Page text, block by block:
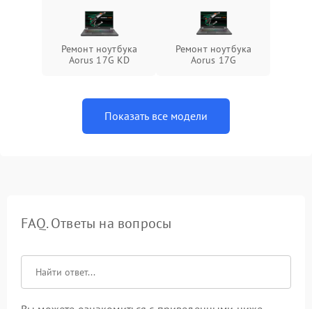
Ремонт ноутбука
Aorus 17G KD
Ремонт ноутбука
Aorus 17G
Показать все модели
FAQ. Ответы на вопросы